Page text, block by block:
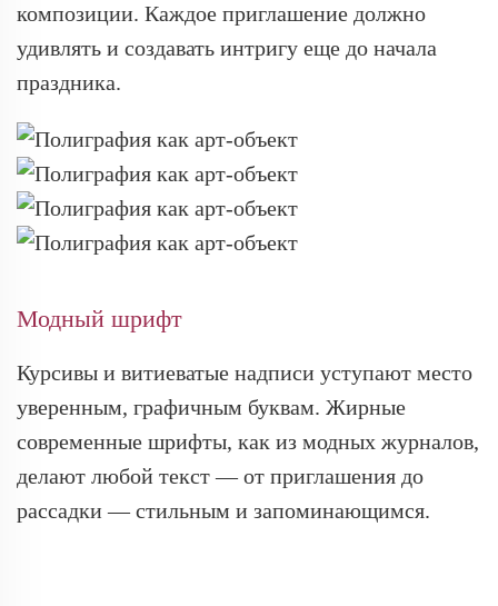
композиции. Каждое приглашение должно
удивлять и создавать интригу еще до начала
праздника.
Модный шрифт
Курсивы и витиеватые надписи уступают место
уверенным, графичным буквам. Жирные
современные шрифты, как из модных журналов,
делают любой текст — от приглашения до
рассадки — стильным и запоминающимся.